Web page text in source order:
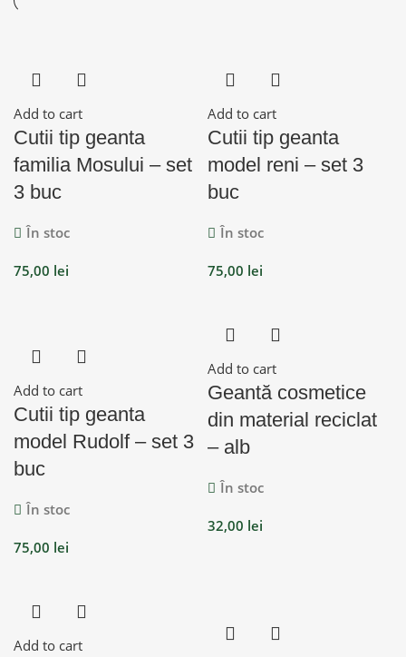
Add to cart
Cutii tip geanta
familia Mosului – set
3 buc
În stoc
75,00 lei
Add to cart
Cutii tip geanta
model reni – set 3
buc
În stoc
75,00 lei
Add to cart
Cutii tip geanta
model Rudolf – set 3
buc
În stoc
75,00 lei
Add to cart
Geantă cosmetice
din material reciclat
– alb
În stoc
32,00 lei
Add to cart